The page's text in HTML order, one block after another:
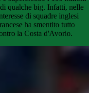
qualche big. Infatti, nelle
di squadre inglesi
ha smentito tutto
la Costa d'Avorio.